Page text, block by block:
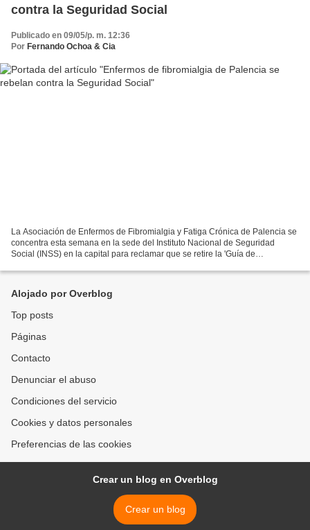
contra la Seguridad Social
Publicado en 09/05/p. m. 12:36
Por Fernando Ochoa & Cia
La Asociación de Enfermos de Fibromialgia y Fatiga Crónica de Palencia se
concentra esta semana en la sede del Instituto Nacional de Seguridad
Social (INSS) en la capital para reclamar que se retire la 'Guía de
Alojado por Overblog
Top posts
Páginas
Contacto
Denunciar el abuso
Condiciones del servicio
Cookies y datos personales
Preferencias de las cookies
Crear un blog en Overblog
Crear un blog